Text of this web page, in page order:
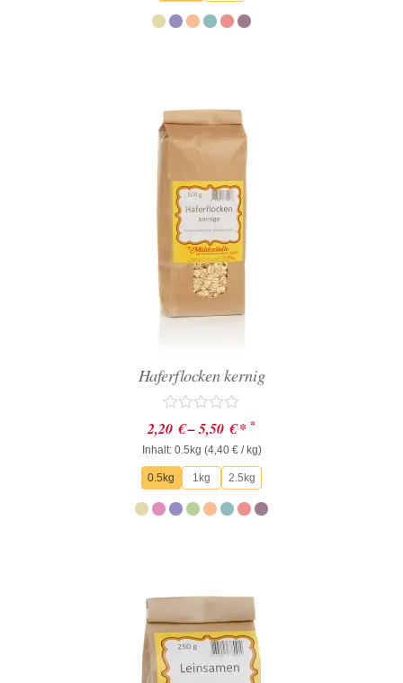
Haferflocken kernig
Bewertet
mit
0
von
5
2,20 €–5,50 €* *
Inhalt: 0.5kg (4,40 €/ kg)
0.5kg 1kg 2.5kg